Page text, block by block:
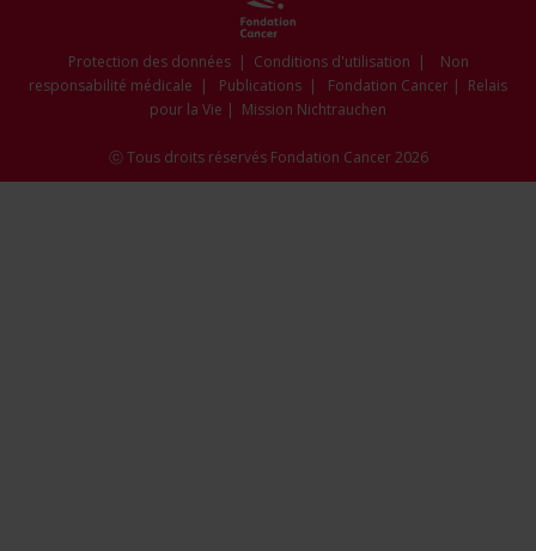
windowwindowwindowwindowwindow
Protection des données| Conditions d'utilisation |
Non
responsabilité médicale | Publications | Fondation Cancer | Relais
pour la Vie | Mission Nichtrauchen
ⓒ Tous droits réservés Fondation Cancer 2026